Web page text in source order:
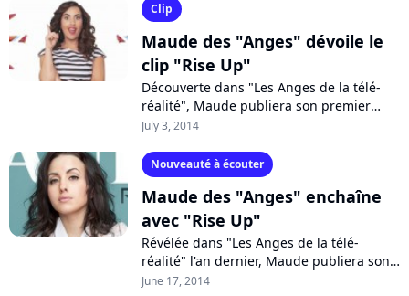
Clip
Maude des "Anges" dévoile le
clip "Rise Up"
Découverte dans "Les Anges de la télé-
réalité", Maude publiera son premier
album "#HoldUp" le 1er septembre
You...
July 3, 2014
Nouveauté à écouter
Maude des "Anges" enchaîne
avec "Rise Up"
Révélée dans "Les Anges de la télé-
réalité" l'an dernier, Maude publiera son
premier album à la rentrée prochaine.
June 17, 2014